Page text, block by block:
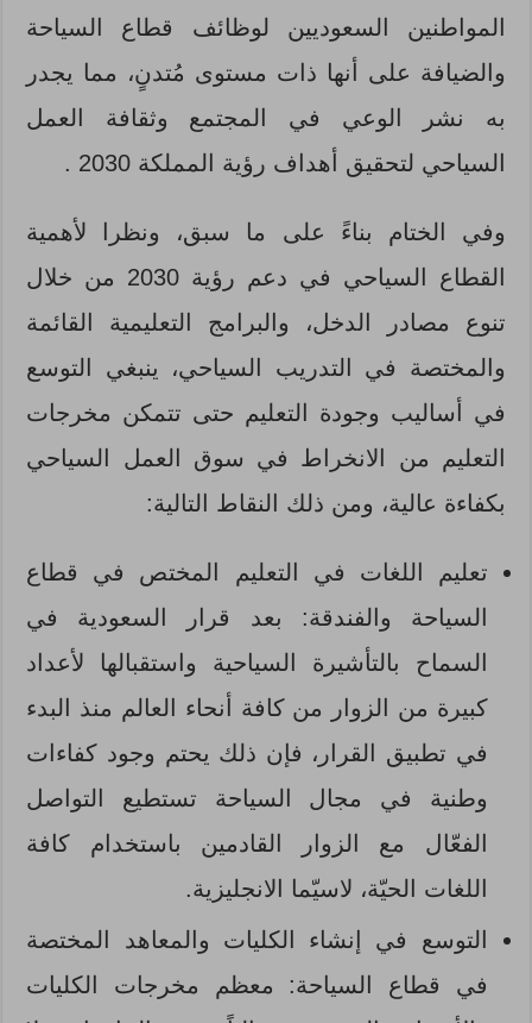
المواطنين السعوديين لوظائف قطاع السياحة
والضيافة على أنها ذات مستوى مُتدنٍ، مما يجدر
به نشر الوعي في المجتمع وثقافة العمل
السياحي لتحقيق أهداف رؤية المملكة 2030 .
وفي الختام بناءً على ما سبق، ونظرا لأهمية
القطاع السياحي في دعم رؤية 2030 من خلال
تنوع مصادر الدخل، والبرامج التعليمية القائمة
والمختصة في التدريب السياحي، ينبغي التوسع
في أساليب وجودة التعليم حتى تتمكن مخرجات
التعليم من الانخراط في سوق العمل السياحي
بكفاءة عالية، ومن ذلك النقاط التالية:
تعليم اللغات في التعليم المختص في قطاع
السياحة والفندقة: بعد قرار السعودية في
السماح بالتأشيرة السياحية واستقبالها لأعداد
كبيرة من الزوار من كافة أنحاء العالم منذ البدء
في تطبيق القرار، فإن ذلك يحتم وجود كفاءات
وطنية في مجال السياحة تستطيع التواصل
الفعّال مع الزوار القادمين باستخدام كافة
اللغات الحيّة، لاسيّما الانجليزية.
التوسع في إنشاء الكليات والمعاهد المختصة
في قطاع السياحة: معظم مخرجات الكليات